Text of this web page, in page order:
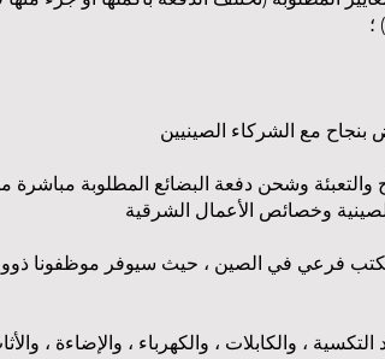
؛
والتعبئة وشحن دفعة البضائع المطلوبة
مكتب فرعي في الصين ، حيث سيوفر موظفونا